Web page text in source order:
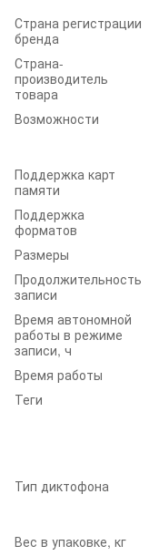
Страна регистрации
бренда
Страна-
производитель
товара
Возможности
Поддержка карт
памяти
Поддержка
форматов
Размеры
Продолжительность
записи
Время автономной
работы в режиме
записи, ч
Время работы
Теги
Тип диктофона
Вес в упаковке, кг